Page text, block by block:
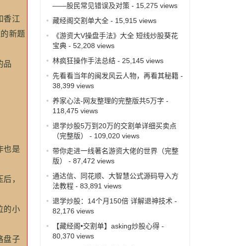
香江
新题
品
也是
，
的小
盘子
——股民常见错误及对策- 15,275 views
藏经阁交割单大全- 15,915 views
《游资大V操盘手法》大全 短线炒股葵花
宝典- 52,208 views
林疯狂操作手法总结- 25,145 views
先看看当年的闽发风云人物，再看其秘籍-
38,399 views
养家心法-网友整理的完整版共5万字 -
118,475 views
退学炒股5万到20万的交割单详细买卖点
（完整版）
- 109,020 views
带你走进一线著名游资大佬的世界（完整
版）
- 87,472 views
通达信、同花顺、大智慧公式源码导入方
法教程- 83,891 views
退学炒股：14个月150倍 详解退神技术 -
82,176 views
【藏经阁•交割单】asking炒股心得-
80,370 views